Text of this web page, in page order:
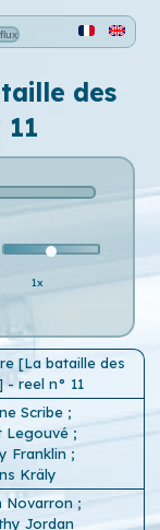
des
1x
[La bataille des
- reel n° 11
Scribe ;
Legouvé ;
Franklin;
Kräly
Novarron ;
Jordan